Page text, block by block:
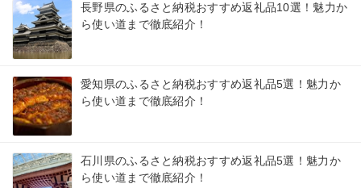
長野県のふるさと納税おすすめ返礼品10選！魅力か
ら使い道まで徹底紹介！
愛知県のふるさと納税おすすめ返礼品5選！魅力か
ら使い道まで徹底紹介！
石川県のふるさと納税おすすめ返礼品5選！魅力か
ら使い道まで徹底紹介！